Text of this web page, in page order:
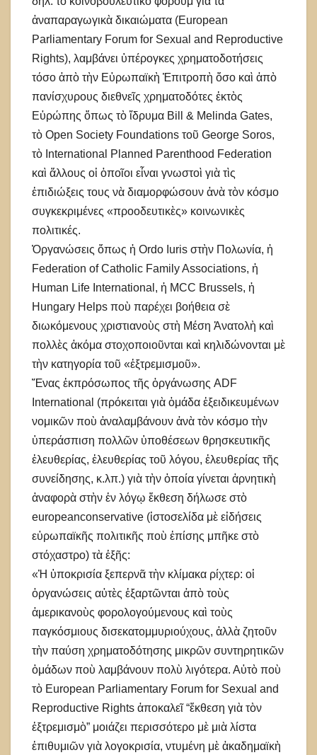
ἀναπαραγωγικὰ δικαιώματα (European
Parliamentary Forum for Sexual and Reproductive
Rights), λαμβάνει ὑπέρογκες χρηματοδοτήσεις
τόσο ἀπὸ τὴν Εὐρωπαϊκὴ Ἐπιτροπὴ ὅσο καὶ ἀπὸ
πανίσχυρους διεθνεῖς χρηματοδότες ἐκτὸς
Εὐρώπης ὅπως τὸ ἵδρυμα Bill & Melinda Gates,
τὸ Open Society Foundations τοῦ George Soros,
τὸ International Planned Parenthood Federation
καὶ ἄλλους οἱ ὁποῖοι εἶναι γνωστοὶ γιὰ τὶς
ἐπιδιώξεις τους νὰ διαμορφώσουν ἀνὰ τὸν κόσμο
συγκεκριμένες «προοδευτικὲς» κοινωνικὲς
πολιτικές.
Ὀργανώσεις ὅπως ἡ Ordo Iuris στὴν Πολωνία, ἡ
Federation of Catholic Family Associations, ἡ
Human Life International, ἡ MCC Brussels, ἡ
Hungary Helps ποὺ παρέχει βοήθεια σὲ
διωκόμενους χριστιανοὺς στὴ Μέση Ἀνατολὴ καὶ
πολλὲς ἀκόμα στοχοποιοῦνται καὶ κηλιδώνονται μὲ
τὴν κατηγορία τοῦ «ἐξτρεμισμοῦ».
Ἕνας ἐκπρόσωπος τῆς ὀργάνωσης ADF
International (πρόκειται γιὰ ὁμάδα ἐξειδικευμένων
νομικῶν ποὺ ἀναλαμβάνουν ἀνὰ τὸν κόσμο τὴν
ὑπεράσπιση πολλῶν ὑποθέσεων θρησκευτικῆς
ἐλευθερίας, ἐλευθερίας τοῦ λόγου, ἐλευθερίας τῆς
συνείδησης, κ.λπ.) γιὰ τὴν ὁποία γίνεται ἀρνητικὴ
ἀναφορὰ στὴν ἐν λόγῳ ἔκθεση δήλωσε στὸ
europeanconservative (ἱστοσελίδα μὲ εἰδήσεις
εὐρωπαϊκῆς πολιτικῆς ποὺ ἐπίσης μπῆκε στὸ
στόχαστρο) τὰ ἑξῆς:
«Ἡ ὑποκρισία ξεπερνᾶ τὴν κλίμακα ρίχτερ: οἱ
ὀργανώσεις αὐτὲς ἐξαρτῶνται ἀπὸ τοὺς
ἀμερικανοὺς φορολογούμενους καὶ τοὺς
παγκόσμιους δισεκατομμυριούχους, ἀλλὰ ζητοῦν
τὴν παύση χρηματοδότησης μικρῶν συντηρητικῶν
ὁμάδων ποὺ λαμβάνουν πολὺ λιγότερα. Αὐτὸ ποὺ
τὸ European Parliamentary Forum for Sexual and
Reproductive Rights ἀποκαλεῖ “ἔκθεση γιὰ τὸν
ἐξτρεμισμὸ” μοιάζει περισσότερο μὲ μιὰ λίστα
ἐπιθυμιῶν γιὰ λογοκρισία, ντυμένη μὲ ἀκαδημαϊκὴ